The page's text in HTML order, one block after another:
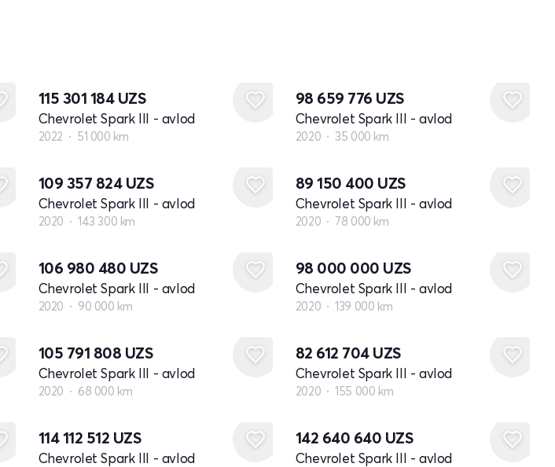
115 301 184 UZS
Chevrolet Spark III - avlod
2022 51 000 km
98 659 776 UZS
Chevrolet Spark III - avlod
2020 35 000 km
109 357 824 UZS
Chevrolet Spark III - avlod
2020 143 300 km
89 150 400 UZS
Chevrolet Spark III - avlod
2020 78 000 km
106 980 480 UZS
Chevrolet Spark III - avlod
2020 90 000 km
98 000 000 UZS
Chevrolet Spark III - avlod
2020 139 000 km
105 791 808 UZS
Chevrolet Spark III - avlod
2020 68 000 km
82 612 704 UZS
Chevrolet Spark III - avlod
2020 155 000 km
114 112 512 UZS
Chevrolet Spark III - avlod
142 640 640 UZS
Chevrolet Spark III - avlod